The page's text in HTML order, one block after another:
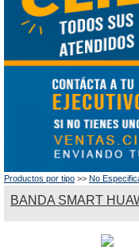
Productos por tipo >> No
BANDA SMART